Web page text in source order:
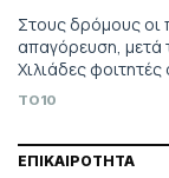
Στους δρόμους οι
απαγόρευση, μετά
Χιλιάδες
διαδηλώνοντας
TO10
ΕΠΙΚΑΙΡΟΤΗΤΑ